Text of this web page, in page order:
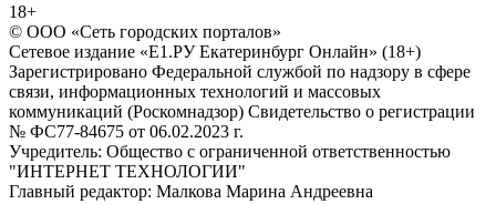
18+
© ООО «Сеть городских порталов»
Сетевое издание «Е1.РУ Екатеринбург Онлайн» (18+)
Зарегистрировано Федеральной службой по надзору в сфере
связи, информационных технологий и массовых
коммуникаций (Роскомнадзор) Свидетельство о регистрации
№ ФС77-84675 от 06.02.2023 г.
Учредитель: Общество с ограниченной ответственностью
"ИНТЕРНЕТ ТЕХНОЛОГИИ"
Главный редактор: Малкова Марина Андреевна